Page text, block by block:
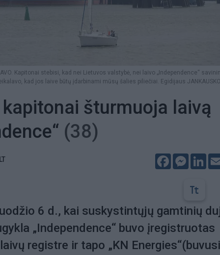
Kapitonai stebisi, kad nei Lietuvos valstybė, nei laivo „Independence“
kad jos laive būtų įdarbinami mūsų šalies piliečiai. Egidijaus
šturmuoja laivą
(38)
Facebook
6 d., kai suskystintųjų gamtinių
„Independence“ buvo įregistruotas
registre ir tapo „KN Energies“(buvusi